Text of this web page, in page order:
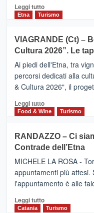
dati
di
Anche
la
Alcantara
nei
primi
nella
classifica
Leggi tuttoLeggi
di
IL
SAN
DOMENICO
PALACE
TAORMINA,
UN
HOTEL
FOUR
IL
NUOVO
SUMMER
CLUB
Etna Turismo
VIAGRANDE (Ct) –
Cultura 2026”. Le
Ai piedi dell'Etna, tra
percorsi dedicati alla
& Cultura 2026", il
Leggi tuttoLeggi
di
VIAGRANDE
(Ct)
–
Benanti
presenta
“Vino
&
Cultura
Food & Wine Turismo
RANDAZZO – Ci
Contrade dell’Etna
MICHELE LA ROSA -
appuntamenti più attesi.
l'appuntamento è alle
Leggi tuttoLeggi
di
Catania Turismo